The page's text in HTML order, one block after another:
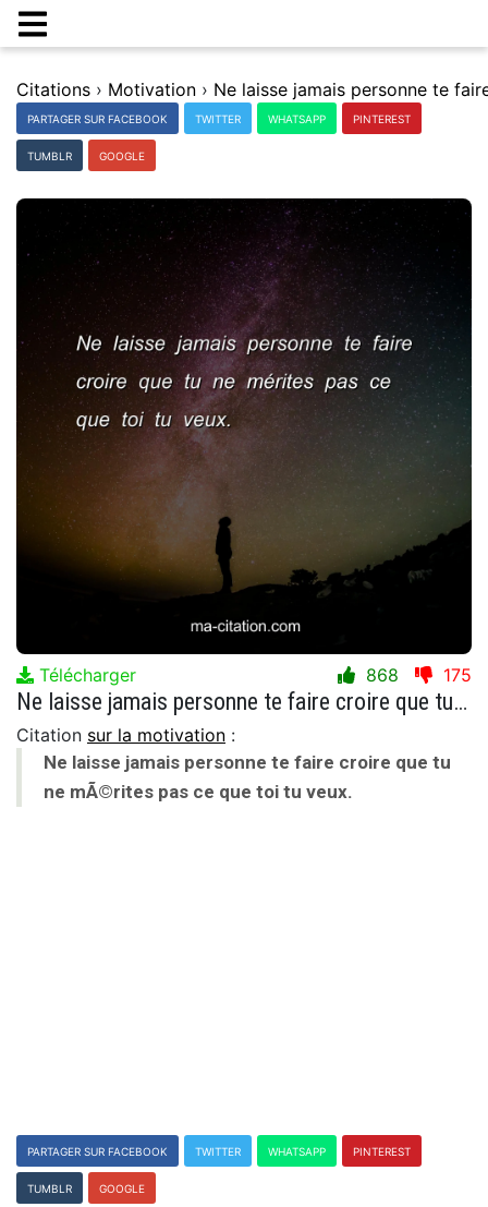
Citations › Motivation ›
PARTAGER SUR FACEBOOK TWITTER WHATSAPP PINTEREST
TUMBLR GOOGLE
Télécharger 868 175
Ne laisse jamais personne te faire croire que tu ne mÃ©rites pas ce que toi tu veux.
Citation sur la motivation :
Ne laisse jamais personne te faire croire que tu
ne mÃ©rites pas ce que toi tu veux.
PARTAGER SUR FACEBOOK TWITTER WHATSAPP PINTEREST
TUMBLR GOOGLE